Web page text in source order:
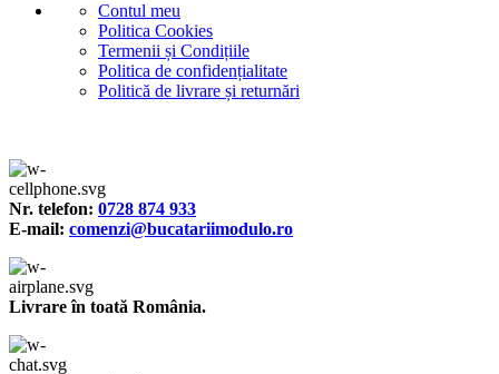
Contul meu
Politica Cookies
Termenii și Condițiile
Politica de confidențialitate
Politică de livrare și returnări
Nr. telefon: 0728 874 933
E-mail: comenzi@bucatariimodulo.ro
Livrare în toată România.